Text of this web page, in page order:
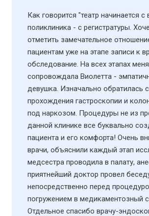
Как говорится "театр начинается с
поликлиника - с регистратуры.
отметить замечательное
пациентам уже на этапе записи к
обследование. На всех этапах меня
сопровождала Виолетта -
девушка. Изначально обратилась
прохождения гастроскопии и
под наркозом. Процедуры не из
данной клинике все буквально
пациента и его комфорта! Очень
врачи, объяснили каждый этап
медсестра проводила в палату,
приятнейший доктор провел
непосредственно перед
погружением в медикаментозный
Отдельное спасибо врачу-